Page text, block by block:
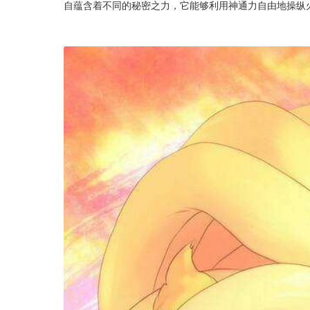
自蕴含着不同的秘密之力，它能够利用神通力自由地操纵